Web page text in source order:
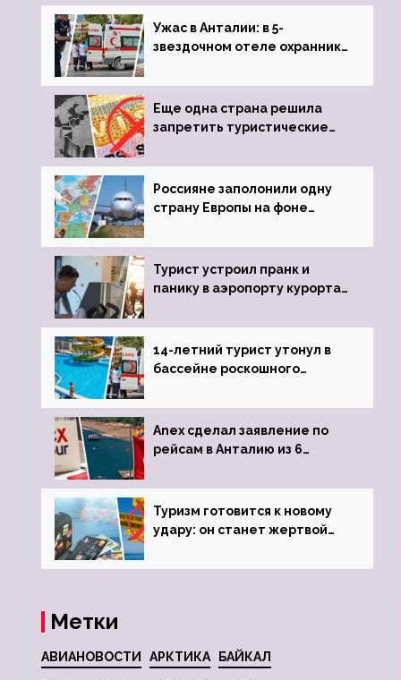
Ужас в Анталии: в 5-
звездочном отеле охранник
пистолета
Еще одна страна решила
запретить туристические
Россияне заполонили одну
страну Европы на фоне
виз
Турист устроил пранк и
панику в аэропорту курорта,
задержке рейса
14-летний турист утонул в
бассейне роскошного
Anex сделал заявление по
рейсам в Анталию из 6
Туризм готовится к новому
удару: он станет жертвой
Метки
АВИАНОВОСТИ АРКТИКА БАЙКАЛ